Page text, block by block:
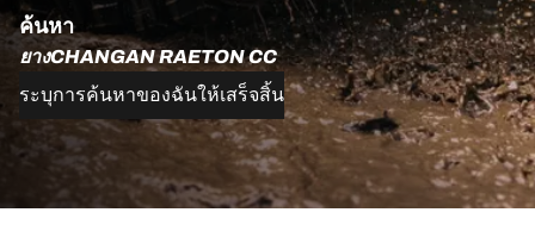
ค้นหา
ยางCHANGAN RAETON CC
ระบุการค้นหาของฉันให้เสร็จสิ้น